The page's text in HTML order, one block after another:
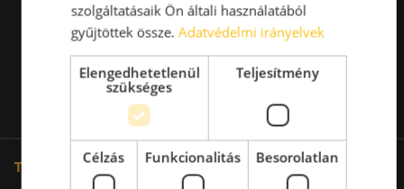
További oldalaink
szolgáltatásaik Ön általi használatából
gyűjtöttek össze.Adatvédelmi irányelvek
Elengedhetetlenül
szükséges
Teljesítmény
Célzás Funkcionalitás Besorolatlan